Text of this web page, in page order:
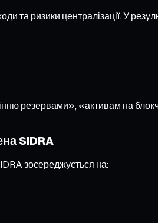
та ризики централізації. У
резервами», «активам на
SIDRA
зосереджується на: